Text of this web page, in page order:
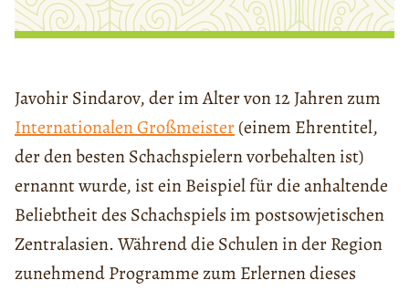
Javohir Sindarov, der im Alter von 12 Jahren zum
Internationalen Großmeister(einem Ehrentitel,
der den besten Schachspielern vorbehalten ist)
ernannt wurde, ist ein Beispiel für die anhaltende
Beliebtheit des Schachspiels im postsowjetischen
Zentralasien. Während die Schulen in der Region
zunehmend Programme zum Erlernen dieses